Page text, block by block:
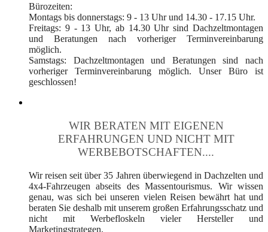
Bürozeiten:
Montags bis donnerstags: 9 - 13 Uhr und 14.30 - 17.15 Uhr.
Freitags: 9 - 13 Uhr, ab 14.30 Uhr sind Dachzeltmontagen
und Beratungen nach vorheriger Terminvereinbarung
möglich.
Samstags: Dachzeltmontagen und Beratungen sind nach
vorheriger Terminvereinbarung möglich. Unser Büro ist
geschlossen!
WIR BERATEN MIT EIGENEN
ERFAHRUNGEN UND NICHT MIT
WERBEBOTSCHAFTEN....
Wir reisen seit über 35 Jahren überwiegend in Dachzelten und
4x4-Fahrzeugen abseits des Massentourismus. Wir wissen
genau, was sich bei unseren vielen Reisen bewährt hat und
beraten Sie deshalb mit unserem großen Erfahrungsschatz und
nicht mit Werbefloskeln vieler Hersteller und
Marketingstrategen.